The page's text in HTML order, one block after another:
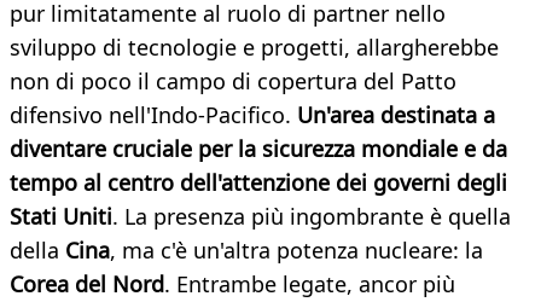
pur limitatamente al ruolo di partner nello
sviluppo di tecnologie e progetti, allargherebbe
non di poco il campo di copertura del Patto
difensivo nell'Indo-Pacifico. Un'area destinata a
diventare cruciale per la sicurezza mondiale e da
tempo al centro dell'attenzione dei governi degli
Stati Uniti. La presenza più ingombrante è quella
della Cina, ma c'è un'altra potenza nucleare: la
Corea del Nord. Entrambe legate, ancor più